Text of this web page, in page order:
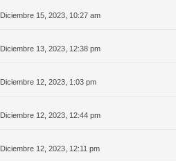
Diciembre 15, 2023, 10:27 am
Diciembre 13, 2023, 12:38 pm
Diciembre 12, 2023, 1:03 pm
Diciembre 12, 2023, 12:44 pm
Diciembre 12, 2023, 12:11 pm